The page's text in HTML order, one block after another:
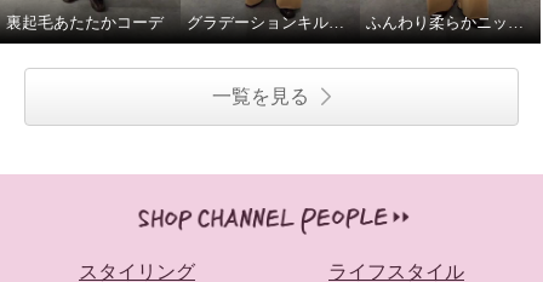
裏起毛あたたかコーデ グラデーションキルトミドル丈コート ふんわり柔らかニットプルオーバー
一覧を見る
スタイリング ライフスタイル